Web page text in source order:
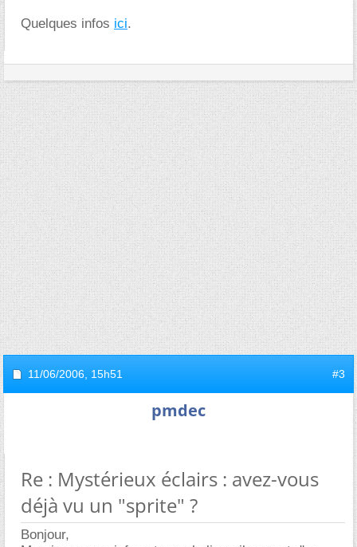
Quelques infos ici.
11/06/2006, 15h51 #3
pmdec
Re : Mystérieux éclairs : avez-vous
déjà vu un "sprite" ?
Bonjour,